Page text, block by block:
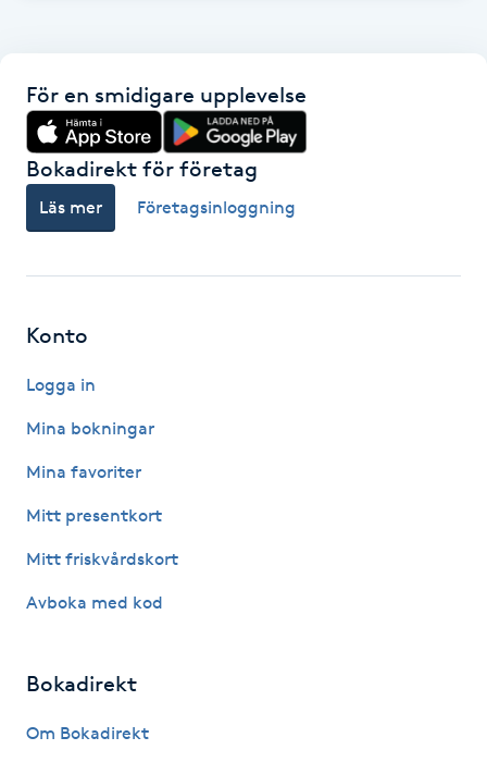
Hollywood Peel
Hot Stone Massage
Hudvård
Hyperhidros
Hårborttagning
Hårbottenbehandling
För en smidigare upplevelse
Bokadirekt för företag
Läs mer Företagsinloggning
Konto
Logga in
Mina bokningar
Mina favoriter
Mitt presentkort
Mitt friskvårdskort
Avboka med kod
Bokadirekt
Om Bokadirekt